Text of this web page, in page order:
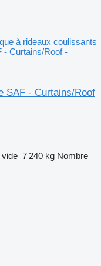
à rideaux coulissants
- Curtains/Roof -
SAF - Curtains/Roof
vide 7 240 kg Nombre